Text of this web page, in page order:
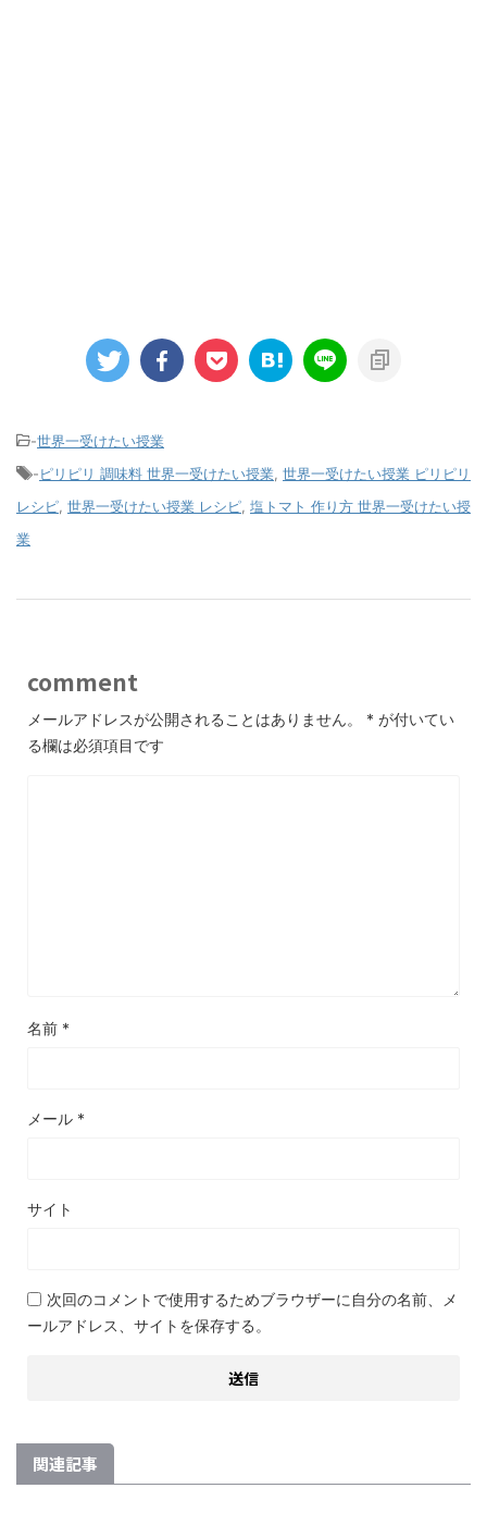
-世界一受けたい授業
-ピリピリ 調味料 世界一受けたい授業 世界一受けたい授業 ピリピリ
レシピ 世界一受けたい授業 レシピ 塩トマト 作り方 世界一受けたい授
業
comment
メールアドレスが公開されることはありません。 * が付いてい
る欄は必須項目です
名前 *
メール *
サイト
次回のコメントで使用するためブラウザーに自分の名前、メ
ールアドレス、サイトを保存する。
関連記事